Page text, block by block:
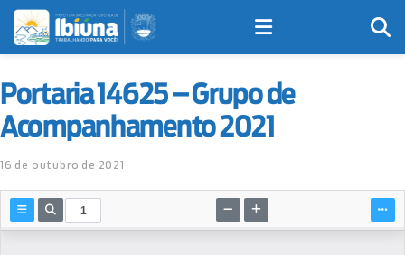
Portaria 14625 – Grupo de
Acompanhamento 2021
16 de outubro de 2021